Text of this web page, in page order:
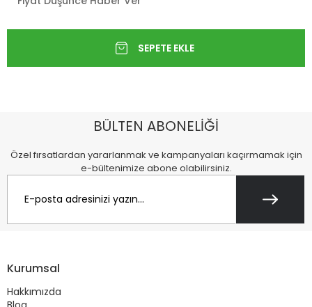
BÜLTEN ABONELİĞİ
Özel fırsatlardan yararlanmak ve kampanyaları kaçırmamak için
e-bültenimize abone olabilirsiniz.
Kurumsal
Hakkımızda